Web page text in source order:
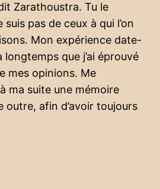
Zarathoustra. Tu le
pas de ceux à qui l’on
Mon expérience date-
longtemps que j’ai éprouvé
mes opinions. Me
ma suite une mémoire
outre, afin d’avoir toujours